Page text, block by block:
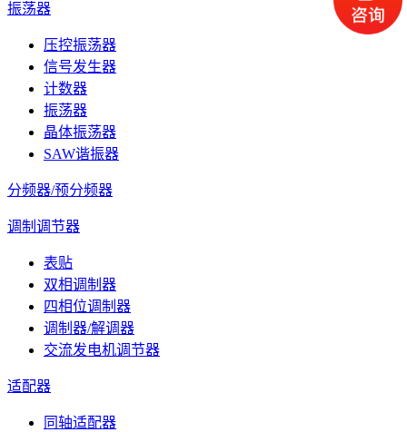
振荡器
压控振荡器
信号发生器
计数器
振荡器
晶体振荡器
SAW谐振器
分频器/预分频器
调制调节器
表贴
双相调制器
四相位调制器
调制器/解调器
交流发电机调节器
适配器
同轴适配器